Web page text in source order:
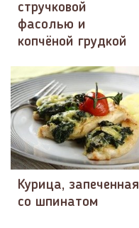
стручковой
фасолью и
копчёной грудкой
Курица, запеченная
со шпинатом